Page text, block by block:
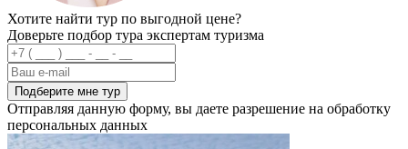
Хотите найти тур по выгодной цене?
Доверьте подбор тура экспертам туризма
Подберите мне тур
Отправляя данную форму, вы даете разрешение на обработку
персональных данных